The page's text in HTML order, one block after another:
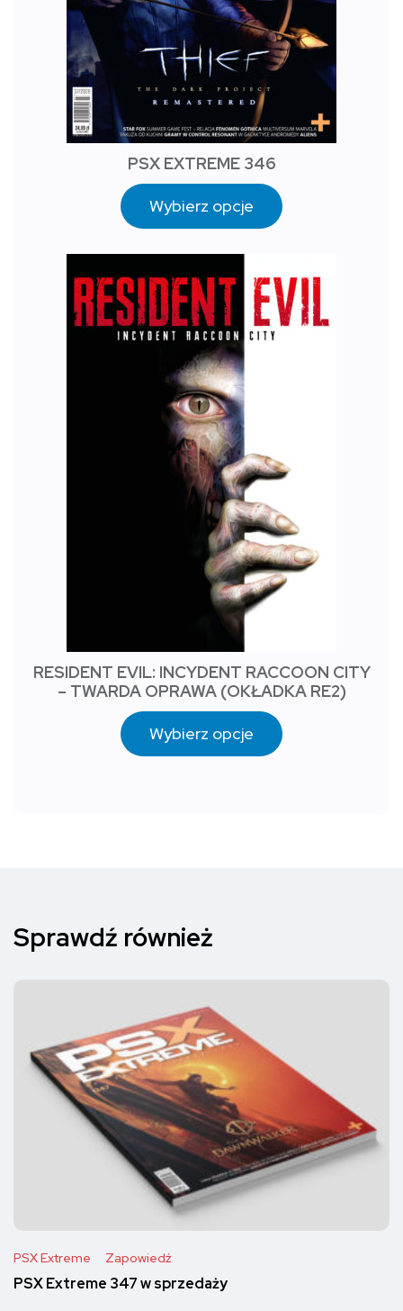
PSX EXTREME 346
Wybierz opcje
RESIDENT EVIL: INCYDENT RACCOON CITY
– TWARDA OPRAWA (OKŁADKA RE2)
Wybierz opcje
Sprawdź również
PSX Extreme Zapowiedź
PSX Extreme 347 w sprzedaży